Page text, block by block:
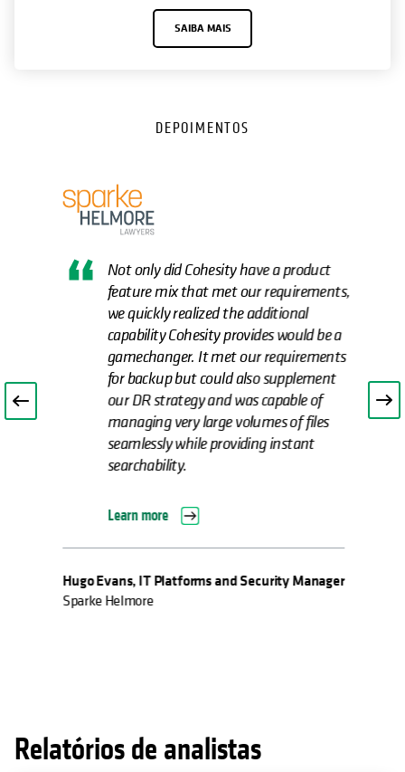
SAIBA MAIS
DEPOIMENTOS
Not only did Cohesity have a product
feature mix that met our requirements,
we quickly realized the additional
capability Cohesity provides would be a
gamechanger. It met our requirements
for backup but could also supplement
our DR strategy and was capable of
managing very large volumes of files
seamlessly while providing instant
searchability.
Learn more
Hugo Evans, IT Platforms and Security Manager
Sparke Helmore
Relatórios de analistas